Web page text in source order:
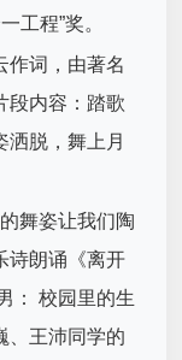
工程”奖。
作词，由著名
段内容：踏歌
洒脱，舞上月
舞姿让我们陶
诗朗诵《离开
： 校园里的生
、王沛同学的